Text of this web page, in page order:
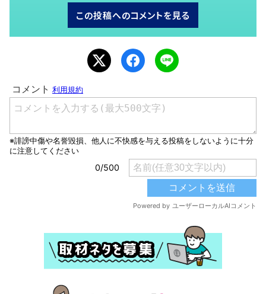
この投稿へのコメントを見る